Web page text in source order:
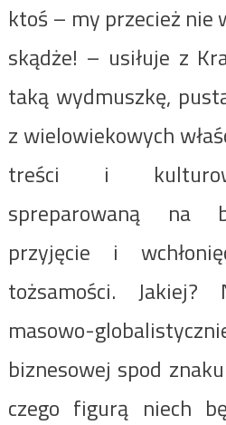
ktoś – my przecież nie
skądże! – usiłuje z
taką wydmuszkę,
z wielowiekowych
treści i
spreparowaną na
przyjęcie i
tożsamości.
masowo-
biznesowej spod
czego figurą niech